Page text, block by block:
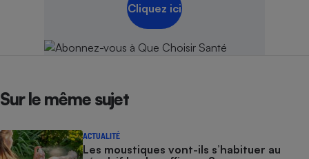
Cliquez ici
Sur le même sujet
ACTUALITÉ
Les moustiques vont-ils s’habituer au